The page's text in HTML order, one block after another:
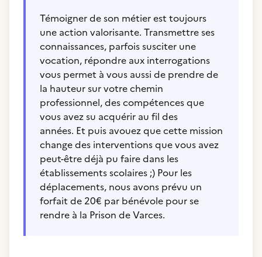
Témoigner de son métier est toujours
une action valorisante. Transmettre ses
connaissances, parfois susciter une
vocation, répondre aux interrogations
vous permet à vous aussi de prendre de
la hauteur sur votre chemin
professionnel, des compétences que
vous avez su acquérir au fil des
années. Et puis avouez que cette mission
change des interventions que vous avez
peut-être déjà pu faire dans les
établissements scolaires ;) Pour les
déplacements, nous avons prévu un
forfait de 20€ par bénévole pour se
rendre à la Prison de Varces.